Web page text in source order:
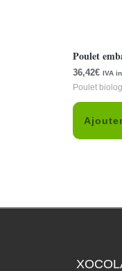
Poulet
36,42€ IVA
Poulet